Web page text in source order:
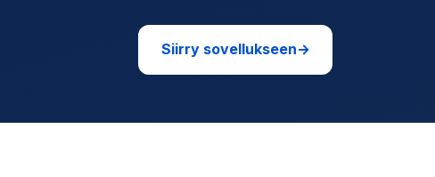
Siirry sovellukseen→